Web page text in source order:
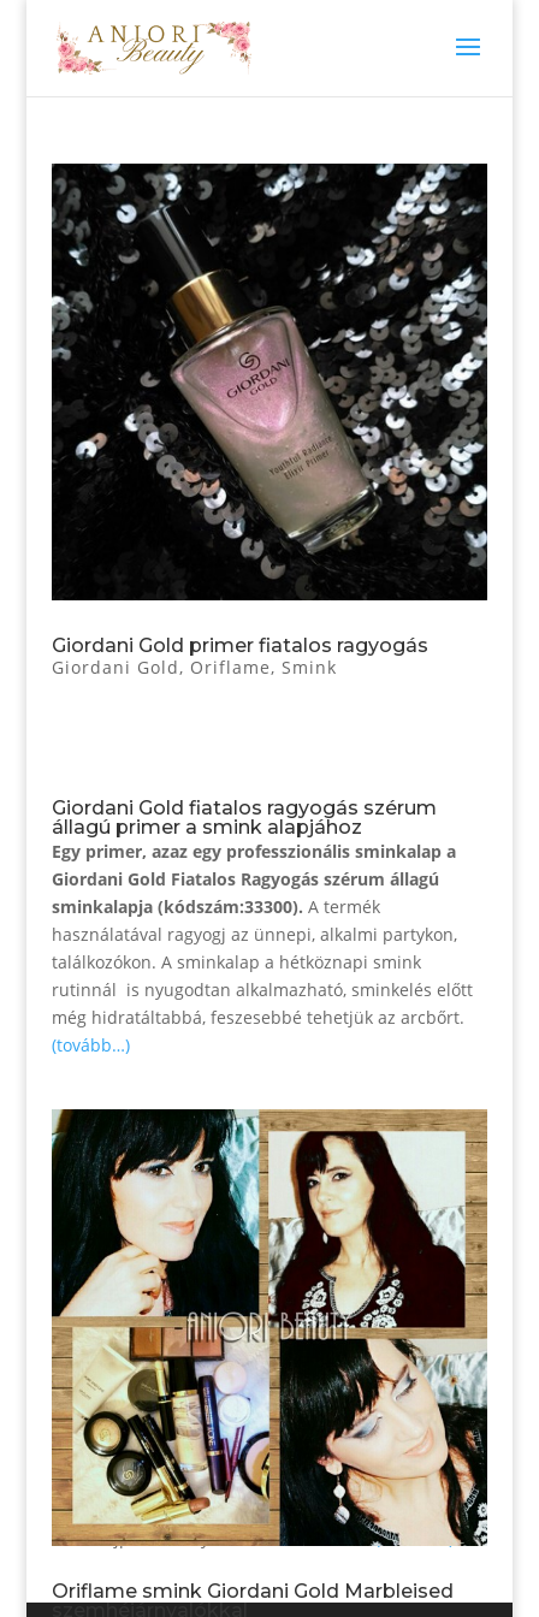
Giordani Gold primer fiatalos ragyogás
Giordani Gold, Oriflame, Smink
Giordani Gold fiatalos ragyogás szérum
állagú primer a smink alapjához
Egy primer, azaz egy professzionális sminkalap a
Giordani Gold Fiatalos Ragyogás szérum állagú
sminkalapja (kódszám:33300). A termék
használatával ragyogj az ünnepi, alkalmi partykon,
találkozókon. A sminkalap a hétköznapi smink
rutinnál is nyugodtan alkalmazható, sminkelés előtt
még hidratáltabbá, feszesebbé tehetjük az arcbőrt.
(tovább…)
Oriflame smink Giordani Gold Marbleised
szemhéjárnyalókkal
GiordaniGold Marbleised smink tipp – G G
Marbleised szemhéjárnyalókkal
A GiordaniGold Marbleised smink elkészítésére a GG
Marbleised szemhéjárnyalók gyönyörű szép színei
inspiráltak. Szemhéjárnyalóból a33480 Blue
Irridescence és a33479 Beige Collectionselyemfényű
szemhéjpúdereket alkalmaztam. Nedves ecset
használatával, keverve a
Pure Colour Mono Asphalt
Black 22596 szemhéjárnyalóval, melyek együtt egy kék
füstös szemfestést eredményeztek. A
szemhéjárnyalás belső csillogását aThe One Loose
Eye Shadow 32583 Spectacular Nude por állagú
szemhéjpúder árnyalata keltette életre.(tovább…)